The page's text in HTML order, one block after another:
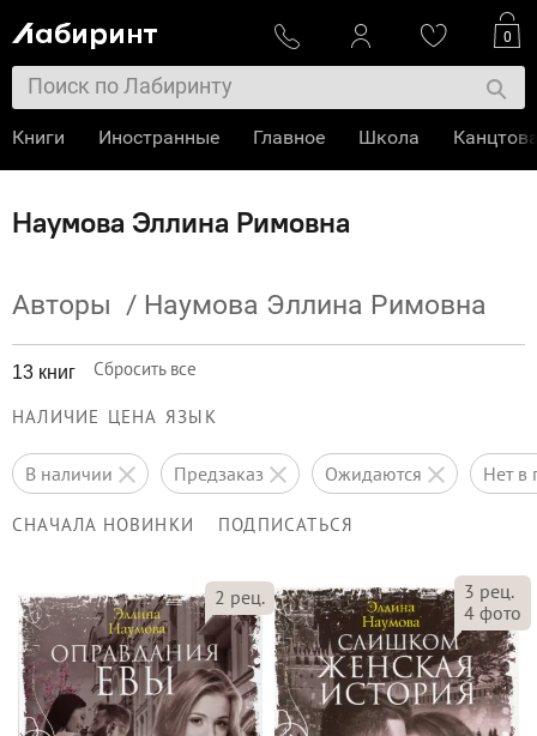
Наумова Эллина Римовна
Авторы / Наумова Эллина Римовна
13 книг Сбросить все
НАЛИЧИЕ ЦЕНА ЯЗЫК
в наличии предзаказ ожидаются нет
СНАЧАЛА НОВИНКИ ПОДПИСАТЬСЯ
2 рец. 3 рец.
4 фото
0
Книги Иностранные Главное Школа